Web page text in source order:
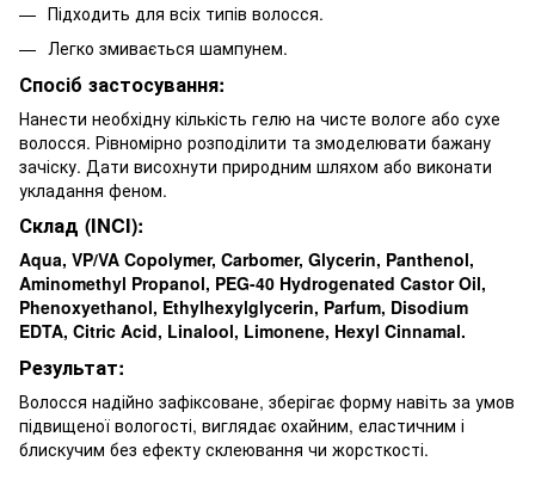
Підходить для всіх типів волосся.
Легко змивається шампунем.
Спосіб застосування:
Нанести необхідну кількість гелю на чисте вологе або сухе
волосся. Рівномірно розподілити та змоделювати бажану
зачіску. Дати висохнути природним шляхом або виконати
укладання феном.
Склад (INCI):
Aqua, VP/VA Copolymer, Carbomer, Glycerin, Panthenol,
Aminomethyl Propanol, PEG-40 Hydrogenated Castor Oil,
Phenoxyethanol, Ethylhexylglycerin, Parfum, Disodium
EDTA, Citric Acid, Linalool, Limonene, Hexyl Cinnamal.
Результат:
Волосся надійно зафіксоване, зберігає форму навіть за умов
підвищеної вологості, виглядає охайним, еластичним і
блискучим без ефекту склеювання чи жорсткості.